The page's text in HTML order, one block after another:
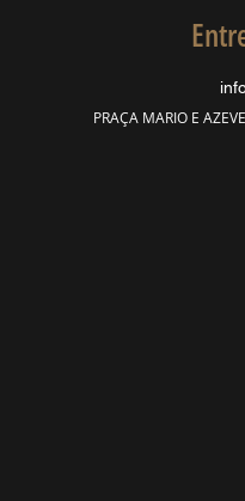
PRAÇA MARIO E